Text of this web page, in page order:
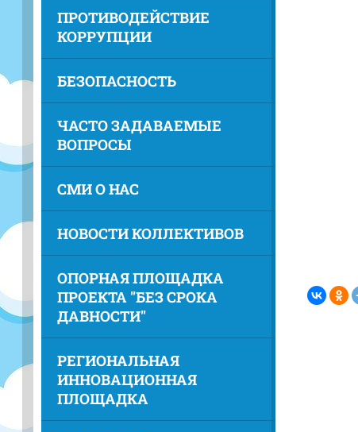
ПРОТИВОДЕЙСТВИЕ
КОРРУПЦИИ
БЕЗОПАСНОСТЬ
ЧАСТО ЗАДАВАЕМЫЕ
ВОПРОСЫ
СМИ О НАС
НОВОСТИ КОЛЛЕКТИВОВ
ОПОРНАЯ ПЛОЩАДКА
ПРОЕКТА "БЕЗ СРОКА
ДАВНОСТИ"
РЕГИОНАЛЬНАЯ
ИННОВАЦИОННАЯ
ПЛОЩАДКА